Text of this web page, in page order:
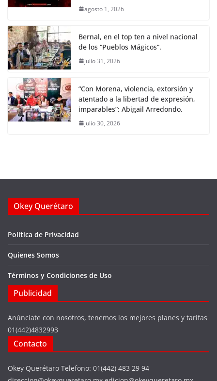
agosto 1, 2026
Bernal, en el top ten a nivel nacional
de los “Pueblos Mágicos”.
julio 31, 2026
“Con Morena, violencia, extorsión y
atentado a la libertad de expresión,
imparables”: Abigail Arredondo.
julio 30, 2026
Okey Querétaro
Política de Privacidad
Quienes Somos
Términos y Condiciones de Uso
Publicidad
Anúnciate con nosotros, tenemos los mejores planes y tarifas
01(442)4832993
Contacto
Okey Querétaro Telefono: 01(442) 483 29 94